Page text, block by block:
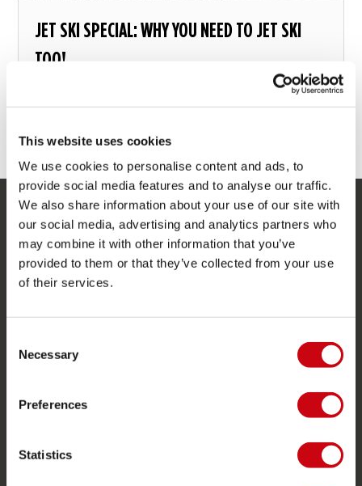
This website uses cookies
We use cookies to personalise content and ads, to
provide social media features and to analyse our traffic.
We also share information about your use of our site with
our social media, advertising and analytics partners who
may combine it with other information that you’ve
provided to them or that they’ve collected from your use
of their services.
Selection
Necessary
Preferences
Statistics
JET SKI SPECIAL: WHY YOU NEED TO JET SKI
TOO!
Five reasons why, win our newest innovation and
more...
SERVICE
Service clients
Retours
Garantie et Réparations
JOBE SPORTS